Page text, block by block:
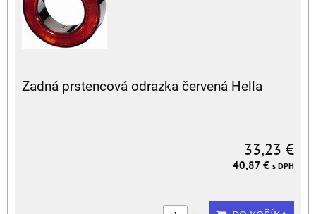
Zadná prstencová odrazka červená Hella
33,23 €
40,87 € s DPH